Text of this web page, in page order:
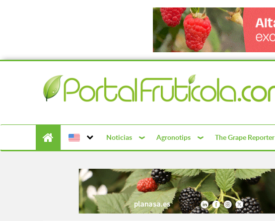
Noticias Agronotips The Grape Reporter